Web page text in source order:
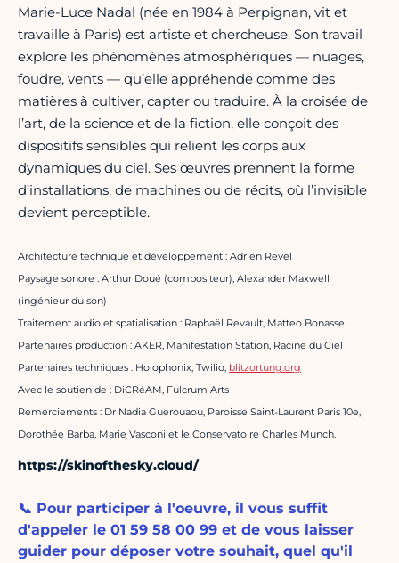
Marie-Luce Nadal (née en 1984 à Perpignan, vit et
travaille à Paris) est artiste et chercheuse. Son travail
explore les phénomènes atmosphériques — nuages,
foudre, vents — qu’elle appréhende comme des
matières à cultiver, capter ou traduire. À la croisée de
l’art, de la science et de la fiction, elle conçoit des
dispositifs sensibles qui relient les corps aux
dynamiques du ciel. Ses œuvres prennent la forme
d’installations, de machines ou de récits, où l’invisible
devient perceptible.
Architecture technique et développement : Adrien Revel
Paysage sonore : Arthur Doué (compositeur), Alexander Maxwell
(ingénieur du son)
Traitement audio et spatialisation : Raphaël Revault, Matteo Bonasse
Partenaires production : AKER, Manifestation Station, Racine du Ciel
Partenaires techniques : Holophonix, Twilio, blitzortung.org
Avec le soutien de : DiCRéAM, Fulcrum Arts
Remerciements : Dr Nadia Guerouaou, Paroisse Saint-Laurent Paris 10e,
Dorothée Barba, Marie Vasconi et le Conservatoire Charles Munch.
https://skinofthesky.cloud/
📞 Pour participer à l'oeuvre, il vous suffit
d'appeler le 01 59 58 00 99 et de vous laisser
guider pour déposer votre souhait, quel qu'il